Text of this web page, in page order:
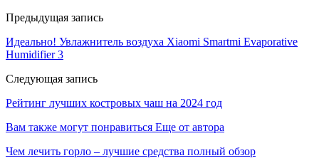
Предыдущая запись
Идеально! Увлажнитель воздуха Xiaomi Smartmi Evaporative
Humidifier 3
Следующая запись
Рейтинг лучших костровых чаш на 2024 год
Вам также могут понравиться Еще от автора
Чем лечить горло – лучшие средства полный обзор